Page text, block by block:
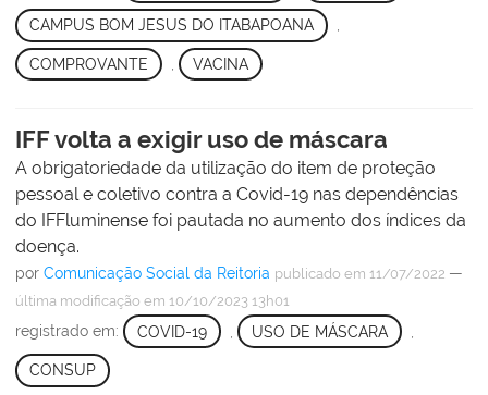
CAMPUS BOM JESUS DO ITABAPOANA
COMPROVANTE VACINA
IFF volta a exigir uso de máscara
A obrigatoriedade da utilização do item de proteção
pessoal e coletivo contra a Covid-19 nas dependências
do IFFluminense foi pautada no aumento dos índices da
doença.
por Comunicação Social da Reitoria publicado em 11/07/2022 —
última modificação em 10/10/2023 13h01
registrado em: COVID-19 USO DE MÁSCARA
CONSUP